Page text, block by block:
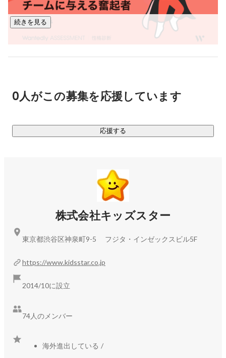
す。子どもによる子どものためのガイドブックを、動画を再
生するように、家族みんなで楽しむことができます。
https://www.kidsstar.co.jp/local
ごっこランドの世界観を表現したリアルイベントを全国の大
企業オリジナルワークショップ、クイズラリー、フォトスポ
ットなど、来場した親子が笑顔で楽しめる体験を提供してい
https://www.kidsstar.co.jp/expo
▍サービスデザイン・受託開発
その他、子ども向けアプリの企画・開発で培った誰もが「理
体様のビジネスデザイン・受託開発も行なっています。デジ
しています。
https://www.kidsstar.co.jp/alliance
＜参考＞
続きを見る
0人がこの募集を応援しています
応援する
株式会社キッズスター
https://www.kidsstar.co.jp
2014/10に設立
74人のメンバー
海外進出している /
東京都渋谷区神泉町9-5 フジタ・インゼックスビル5F